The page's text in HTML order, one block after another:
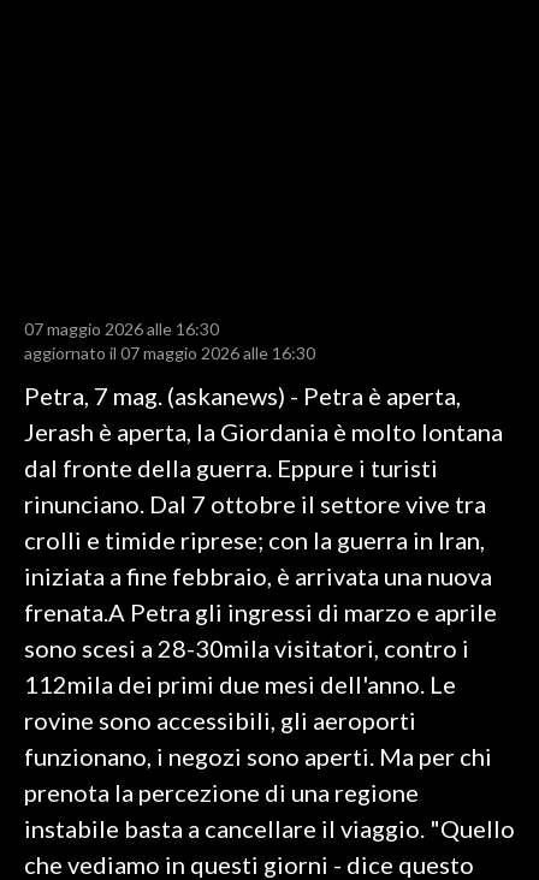
SPORT
RISULTATI E CLASSIFICHE
CALCIO
CALCIO REGIONALE
BASKET
VOLLEY
MOTORI
TENNIS
CULTURA
SPETTACOLI
GOSSIP
SALUTE
07 maggio 2026 alle 16:30
aggiornato il 07 maggio 2026 alle 16:30
Petra, 7 mag. (askanews) - Petra è aperta,
Jerash è aperta, la Giordania è molto lontana
dal fronte della guerra. Eppure i turisti
rinunciano. Dal 7 ottobre il settore vive tra
crolli e timide riprese; con la guerra in Iran,
iniziata a fine febbraio, è arrivata una nuova
frenata.A Petra gli ingressi di marzo e aprile
sono scesi a 28-30mila visitatori, contro i
112mila dei primi due mesi dell'anno. Le
rovine sono accessibili, gli aeroporti
funzionano, i negozi sono aperti. Ma per chi
prenota la percezione di una regione
instabile basta a cancellare il viaggio. "Quello
che vediamo in questi giorni - dice questo